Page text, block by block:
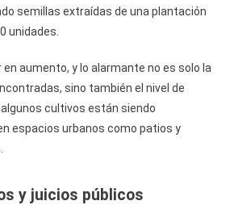
semillas extraídas de una plantación
unidades.
en aumento, y lo alarmante no es solo la
sino también el nivel de
cultivos están siendo
espacios urbanos como patios y
y juicios públicos